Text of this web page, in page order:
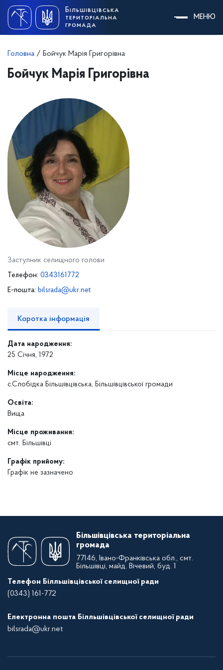
content
Більшівцівська
територіальна
громада
МЕНЮ
Головна / Бойчук Марія Григорівна
Бойчук Марія Григорівна
Заступник селищного голови
Телефон: 0343161772
E-пошта: bilsrada@ukr.net
Коротка інформація
Дата народження:
25 Січня, 1972
Місце народження:
с.Слобідка Більшівцівська, Більшівцівської громади
Освіта:
Вища
Місце проживання:
смт. Більшівці
Графік прийому:
Графік не зазначено
Більшівцівська територіальна
громада
77146, Івано-Франківська обл., смт.
Більшівці, майд. Вічевий, буд. 1
Телефон Білльшівцівської селищної ради
(0343) 161-772
Електронна пошта Білльшівцівської селищної ради
bilsrada@ukr.net